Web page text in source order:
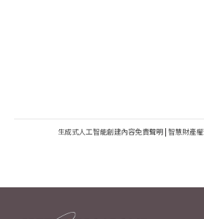
生成式人工智能創建內容免責聲明 | 智慧財產